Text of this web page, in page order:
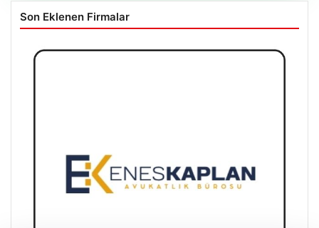
Son Eklenen Firmalar